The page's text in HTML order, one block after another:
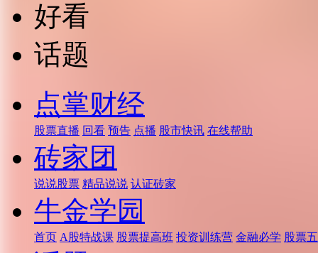
好看
话题
点掌财经
股票直播 回看 预告 点播 股市快讯 在线帮助
砖家团
说说股票 精品说说 认证砖家
牛金学园
首页 A股特战课 股票提高班 投资训练营 金融必学 股票